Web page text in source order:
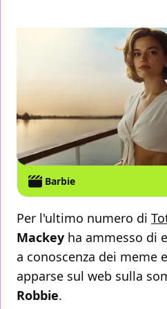
Barbie
Per l'ultimo numero di
Mackey ha ammesso di
a conoscenza dei meme
apparse sul web sulla
Robbie.